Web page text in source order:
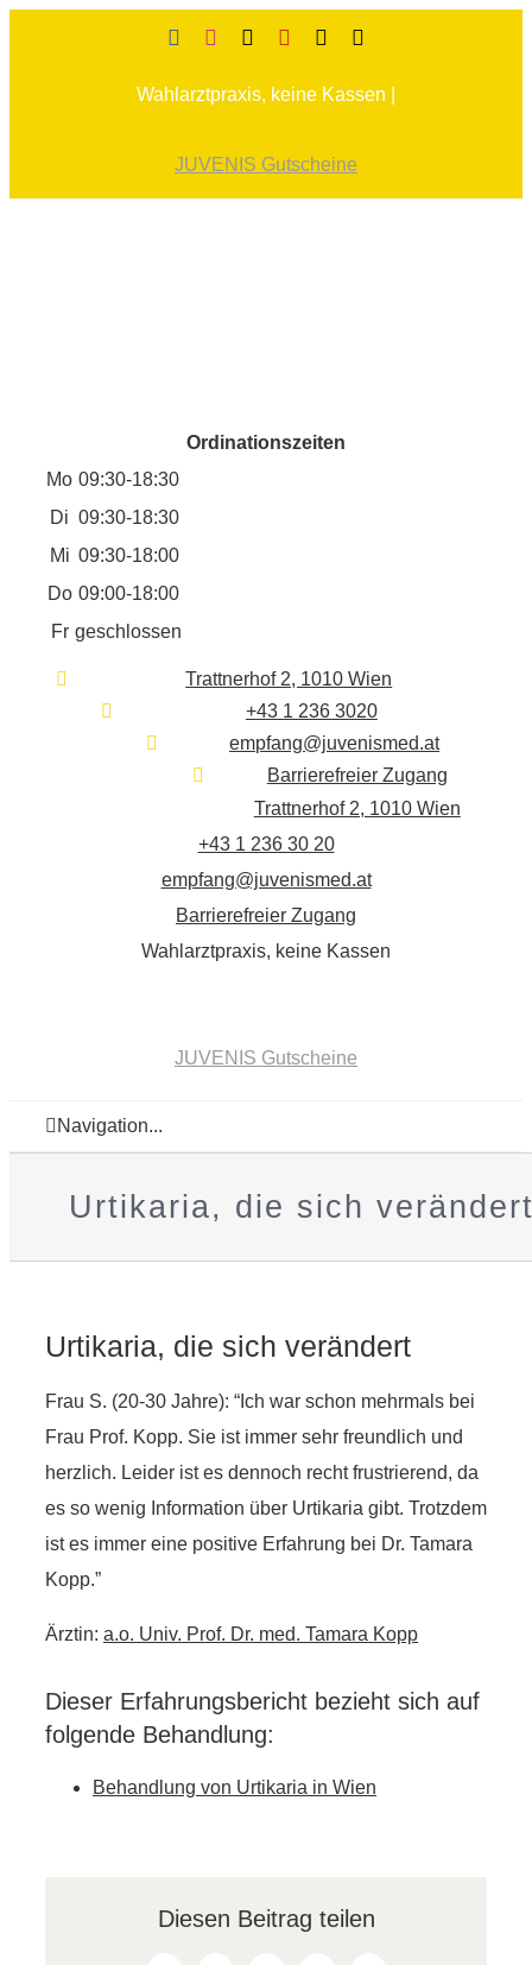
FacebookInstagram
Tiktok YouTube
Wahlarztpraxis, keine Kassen |
JUVENIS Gutscheine
Ordinationszeiten
Mo 09:30-18:30
Di 09:30-18:30
Mi 09:30-18:00
Do 09:00-18:00
Fr geschlossen
Trattnerhof 2, 1010 Wien
+43 1 236 3020
empfang@juvenismed.at
Barrierefreier Zugang
Trattnerhof 2, 1010 Wien
+43 1 236 30 20
empfang@juvenismed.at
Barrierefreier Zugang
Wahlarztpraxis, keine Kassen
JUVENIS Gutscheine
Navigation...
Urtikaria, die sich
Urtikaria, die sich verändert
Frau S. (20-30 Jahre): “Ich war schon mehrmals bei
Frau Prof. Kopp. Sie ist immer sehr freundlich und
herzlich. Leider ist es dennoch recht frustrierend, da
es so wenig Information über Urtikaria gibt. Trotzdem
ist es immer eine positive Erfahrung bei Dr. Tamara
Kopp.”
Ärztin: a.o. Univ. Prof. Dr. med. Tamara Kopp
Dieser Erfahrungsbericht bezieht sich auf
folgende Behandlung:
Behandlung von Urtikaria in Wien
Diesen Beitrag teilen